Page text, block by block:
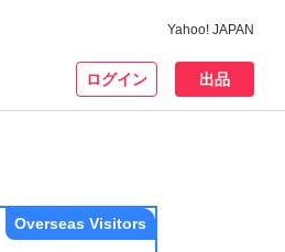
Yahoo! JAPAN
ログイン 出品
Overseas Visitors